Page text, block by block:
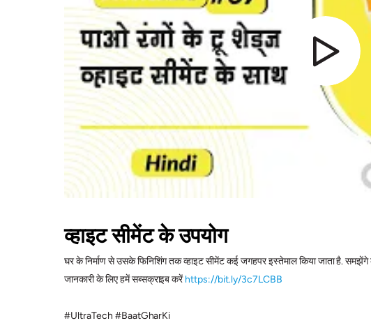
व्हाइट सीमेंट के उपयोग
घर के निर्माण से उसके फिनिशिंग तक व्हाइट सीमेंट कई जगहपर इस्तेमाल किया जाता है.
जानकारी के लिए हमें सब्सक्राइब करेंhttps://bit.ly/3c7LCBB
#UltraTech #BaatGharKi